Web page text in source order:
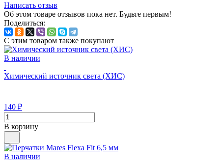
Написать отзыв
Об этом товаре отзывов пока нет. Будьте первым!
Поделиться:
С этим товаром также покупают
В наличии
Химический источник света (ХИС)
140 ₽
В корзину
В наличии